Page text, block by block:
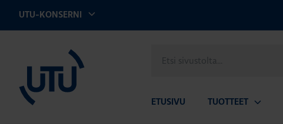
UTU-KONSERNI
sivustolta
ETUSIVU TUOTTEET